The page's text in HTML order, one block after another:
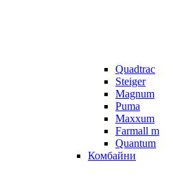
Quadtrac
Steiger
Magnum
Puma
Maxxum
Farmall m
Quantum
Комбайни